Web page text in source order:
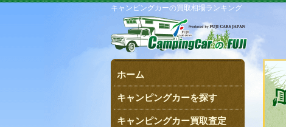
キャンピングカーの買取相場ランキング
ホーム
キャンピングカーを探す
キャンピングカー買取査定